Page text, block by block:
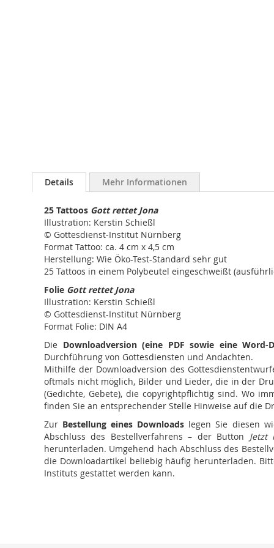
Details
25 Tattoos Gott rettet Jona
Illustration: Kerstin Schießl
© Gottesdienst-Institut Nürnberg
Format Tattoo: ca. 4 cm x 4,5 cm
Herstellung: Wie Öko-Test-Standard sehr gut
25 Tattoos in einem Polybeutel eingeschweißt
Folie Gott rettet Jona
Illustration: Kerstin Schießl
© Gottesdienst-Institut Nürnberg
Format Folie: DIN A4
Die Downloadversion (eine PDF sowie eine Word-
Durchführung von Gottesdiensten und Andachten.
Mithilfe der Downloadversion des
oftmals nicht möglich, Bilder und Lieder, die in der
(Gedichte, Gebete), die copyrightpflichtig sind. Wo
finden Sie an entsprechender Stelle Hinweise auf die
Zur Bestellung eines Downloads legen Sie diesen
Abschluss des Bestellverfahrens – der Button Jetzt
herunterladen. Umgehend hach Abschluss des
die Downloadartikel beliebig häufig herunterladen.
Instituts gestattet werden kann.
Mehr Informationen